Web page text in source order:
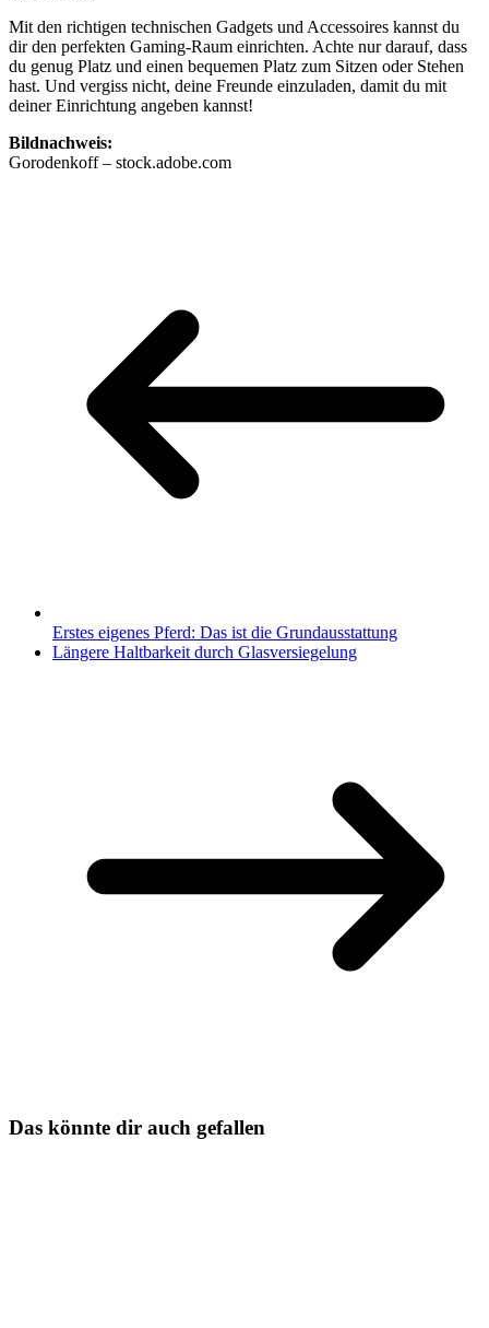
Mit den richtigen technischen Gadgets und Accessoires kannst du
dir den perfekten Gaming-Raum einrichten. Achte nur darauf, dass
du genug Platz und einen bequemen Platz zum Sitzen oder Stehen
hast. Und vergiss nicht, deine Freunde einzuladen, damit du mit
deiner Einrichtung angeben kannst!
Bildnachweis:
Gorodenkoff – stock.adobe.com
Erstes eigenes Pferd: Das ist die Grundausstattung
Längere Haltbarkeit durch Glasversiegelung
Das könnte dir auch gefallen